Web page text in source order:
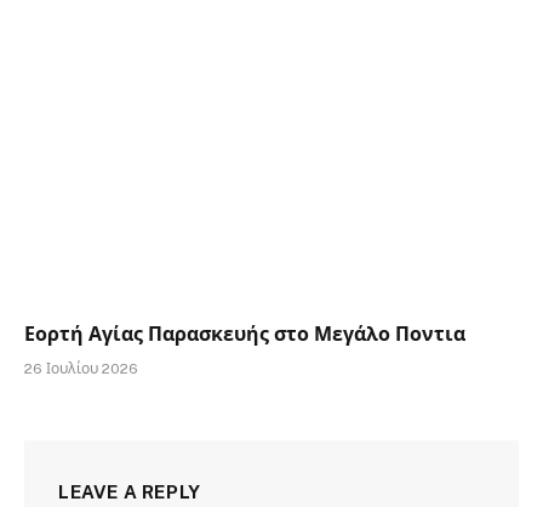
Εορτή Αγίας Παρασκευής στο Μεγάλο Ποντια
26 Ιουλίου 2026
LEAVE A REPLY